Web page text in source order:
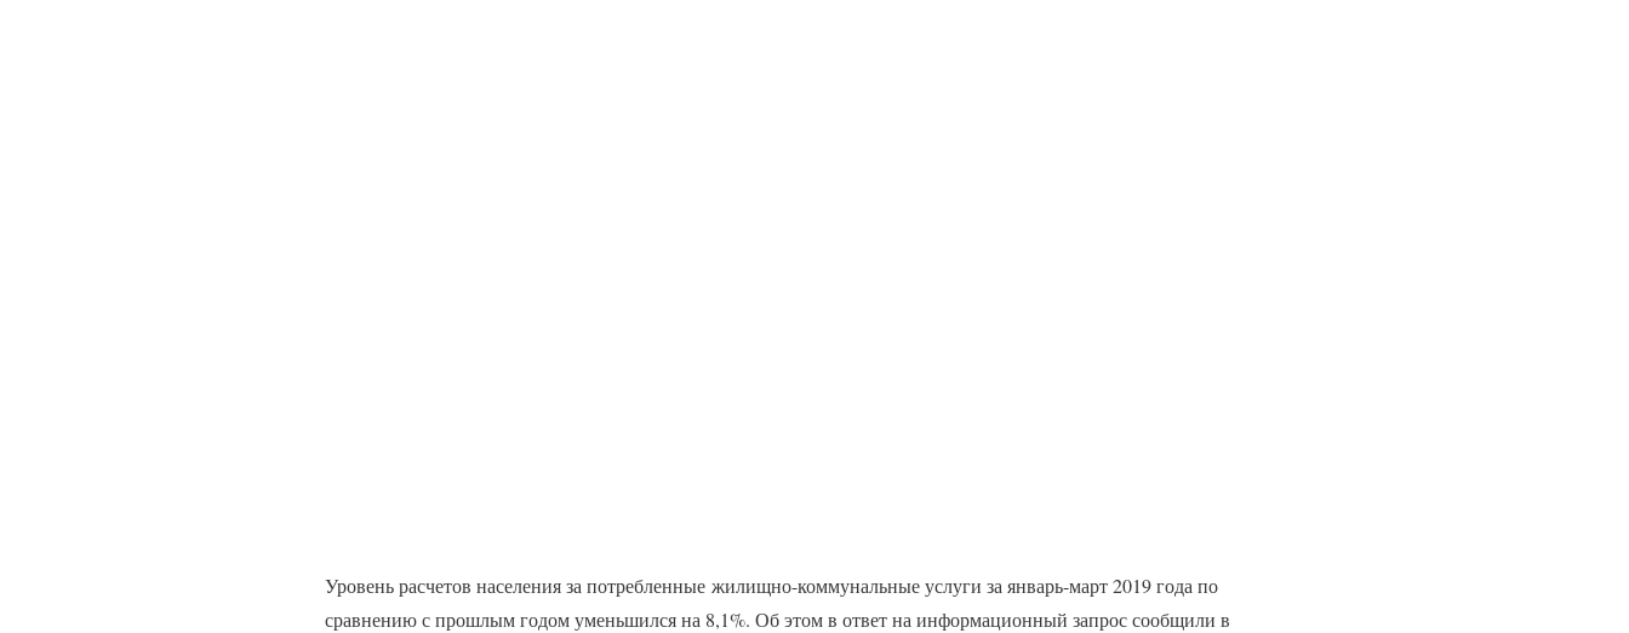
Уровень расчетов населения за потребленные жилищно-коммунальные услуги за январь-март 2019 года по
сравнению с прошлым годом уменьшился на 8,1%. Об этом в ответ на информационный запрос сообщили в